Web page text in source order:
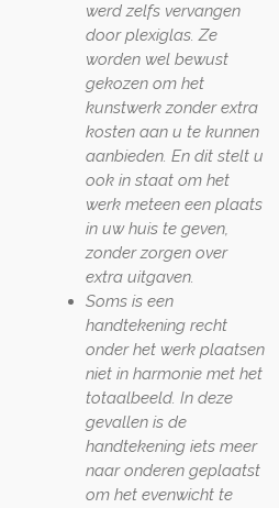
werd zelfs vervangen
door plexiglas. Ze
worden wel bewust
gekozen om het
kunstwerk zonder extra
kosten aan u te kunnen
aanbieden. En dit stelt u
ook in staat om het
werk meteen een plaats
in uw huis te geven,
zonder zorgen over
extra uitgaven.
Soms is een
handtekening recht
onder het werk plaatsen
niet in harmonie met het
totaalbeeld. In deze
gevallen is de
handtekening iets meer
naar onderen geplaatst
om het evenwicht te